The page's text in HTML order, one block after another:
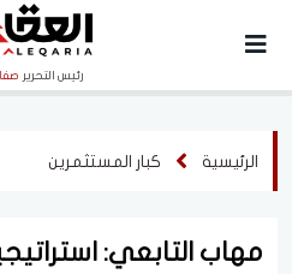
رئيس التحرير
الرئيسية كبار المستثمرين
مهاب التابعي: